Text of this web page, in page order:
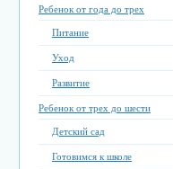
Ребенок от года до трех
Питание
Уход
Развитие
Ребенок от трех до шести
Детский сад
Готовимся к школе